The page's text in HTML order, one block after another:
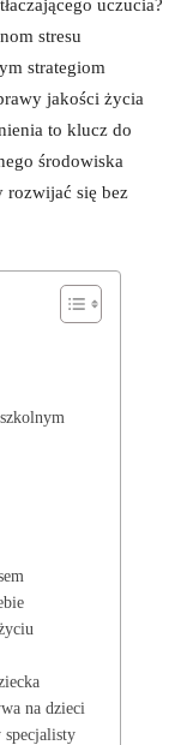
uczucia?
stresu
strategiom
jakości życia
to klucz do
środowiska
rozwijać się bez
na dzieci
specjalisty